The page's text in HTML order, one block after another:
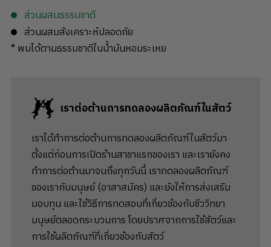
ส่วนผสมธรรมชาติ
ส่วนผสมสังเคราะห์ปลอดภัย
* พบได้ตามธรรมชาติในน้ำมันหอมระเหย
เราต่อต้านการทดลองผลิตภัณฑ์ในสัตว์
เราได้ทำการต่อต้านการทดลองผลิตภัณฑ์ในสัตว์มา
ตั้งแต่ก่อนการเปิดร้านสาขาแรกของเรา และเรายังคง
ทำการต่อต้านมาจนถึงทุกวันนี้ เราทดลองผลิตภัณฑ์
ของเรากับมนุษย์ (อาสาสมัคร) และยังให้การส่งเสริม
มอบทุน และใช้วิธีการทดสอบที่เกี่ยวข้องกับชีววิทยา
มนุษย์ตลอดกระบวนการ โดยปราศจากการใช้สัตว์และ
การใช้ผลิตภัณฑ์ที่เกี่ยวข้องกับสัตว์